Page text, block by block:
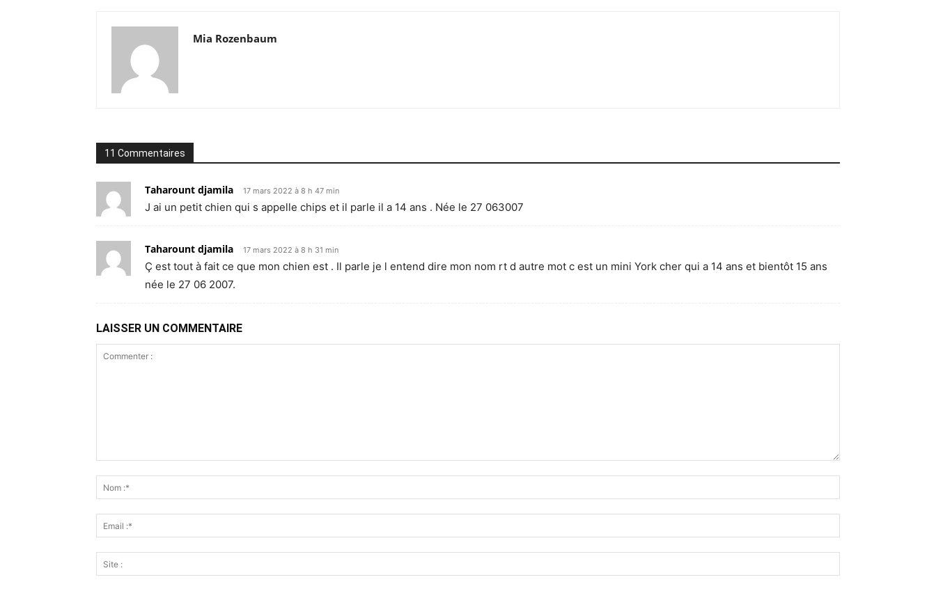
Mia Rozenbaum
11 Commentaires
Taharount djamila 17 mars 2022 à 8 h 47 min
J ai un petit chien qui s appelle chips et il parle il a 14 ans . Née le 27 063007
Taharount djamila 17 mars 2022 à 8 h 31 min
Ç est tout à fait ce que mon chien est . Il parle je l entend dire mon nom rt d autre mot c est un mini York cher qui a 14 ans et bientôt 15 ans
née le 27 06 2007.
LAISSER UN COMMENTAIRE